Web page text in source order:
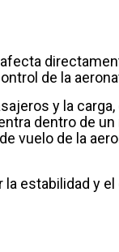
de la
y la
dentro de
vuelo de la
estabilidad y